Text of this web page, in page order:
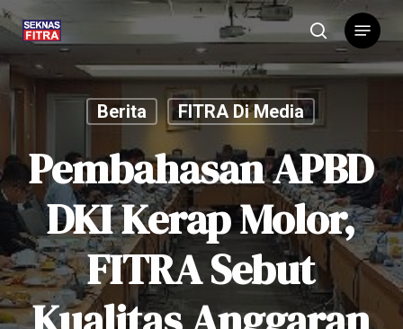
Skip
to
main
content
search
Menu
Berita FITRA Di Media
Pembahasan APBD
DKI Kerap Molor,
FITRA Sebut